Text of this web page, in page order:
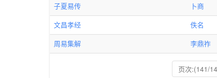
子夏易传 卜商
文昌孝经 佚名
周易集解 李鼎祚
页次:(141/